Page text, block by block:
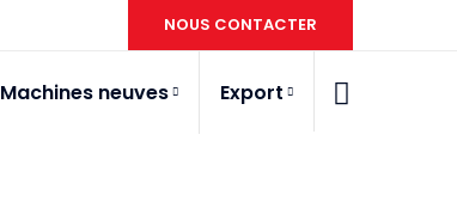
NOUS CONTACTER
Machines neuves Export